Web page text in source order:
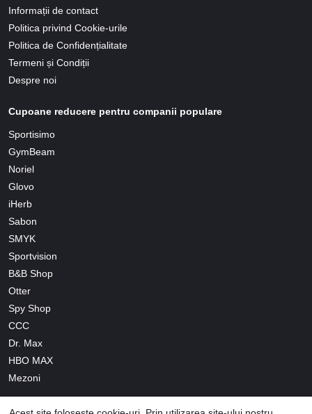
Informații de contact
Politica privind Cookie-urile
Politica de Confidențialitate
Termeni și Condiții
Despre noi
Cupoane reducere pentru companii populare
Sportisimo
GymBeam
Noriel
Glovo
iHerb
Sabon
SMYK
Sportvision
B&B Shop
Otter
Spy Shop
CCC
Dr. Max
HBO MAX
Mezoni